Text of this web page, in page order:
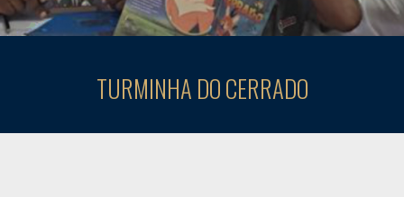
TURMINHA DO CERRADO